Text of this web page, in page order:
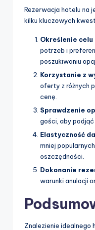
Rezerwacja hotelu na
kilku kluczowych
Określenie celu
potrzeb i
poszukiwaniu
Korzystanie z
oferty z różnych
cenę.
Sprawdzenie
gości, aby
Elastyczność
mniej
oszczędności.
Dokonanie
warunki anulacji
Znalezienie idealnego